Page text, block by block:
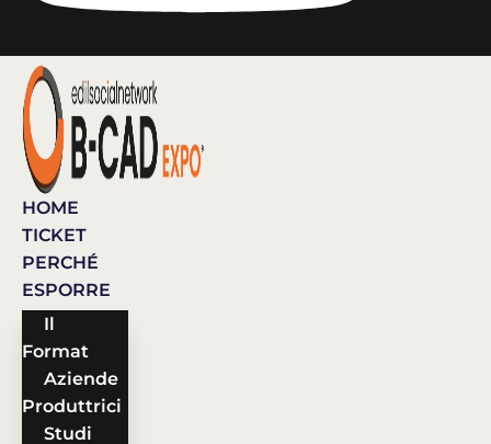
HOME
TICKET
PERCHÉ
ESPORRE
Il
Format
Aziende
Produttrici
Studi